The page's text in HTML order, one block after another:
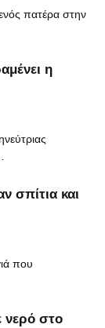
πατέρα στην
η
σπίτια και
που
νερό στο